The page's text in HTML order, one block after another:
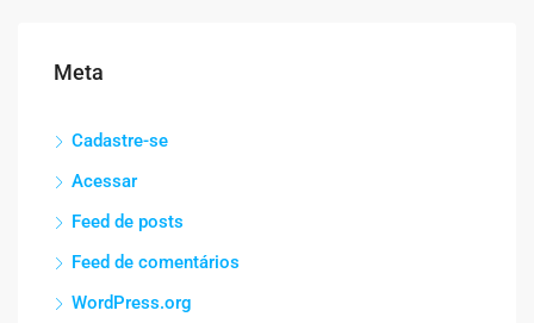
Meta
Cadastre-se
Acessar
Feed de posts
Feed de comentários
WordPress.org